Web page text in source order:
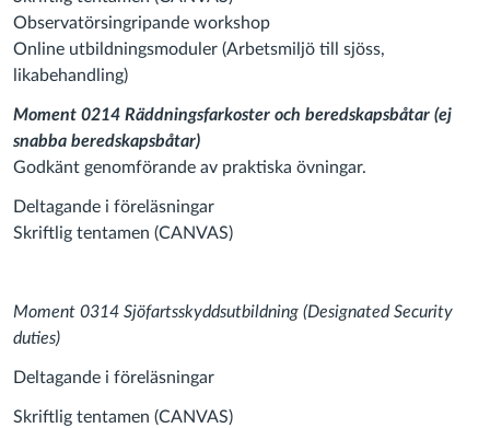
Observatörsingripande workshop
Online utbildningsmoduler (Arbetsmiljö till sjöss,
likabehandling)
Moment 0214 Räddningsfarkoster och beredskapsbåtar (ej
snabba beredskapsbåtar)
Godkänt genomförande av praktiska övningar.
Deltagande i föreläsningar
Skriftlig tentamen (CANVAS)
Moment 0314 Sjöfartsskyddsutbildning (Designated Security
duties)
Deltagande i föreläsningar
Skriftlig tentamen (CANVAS)